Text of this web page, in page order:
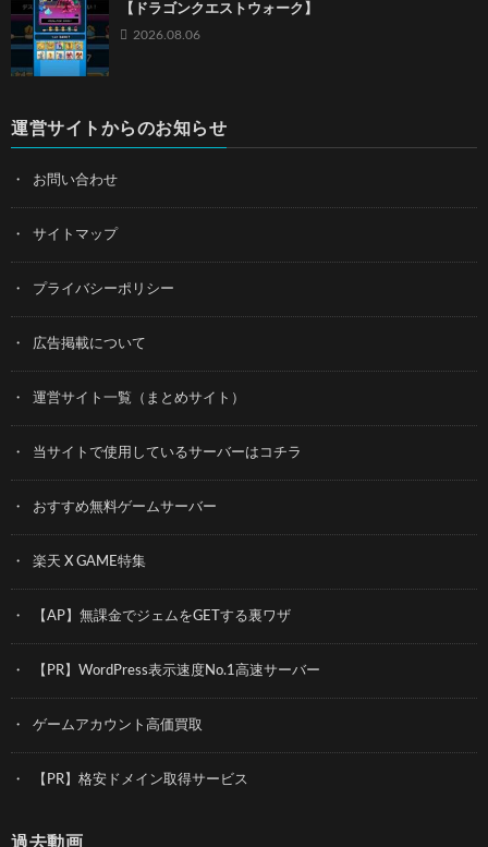
【ドラゴンクエストウォーク】
2026.08.06
運営サイトからのお知らせ
お問い合わせ
サイトマップ
プライバシーポリシー
広告掲載について
運営サイト一覧（まとめサイト）
当サイトで使用しているサーバーはコチラ
おすすめ無料ゲームサーバー
楽天 X GAME特集
【AP】無課金でジェムをGETする裏ワザ
【PR】WordPress表示速度No.1高速サーバー
ゲームアカウント高価買取
【PR】格安ドメイン取得サービス
過去動画